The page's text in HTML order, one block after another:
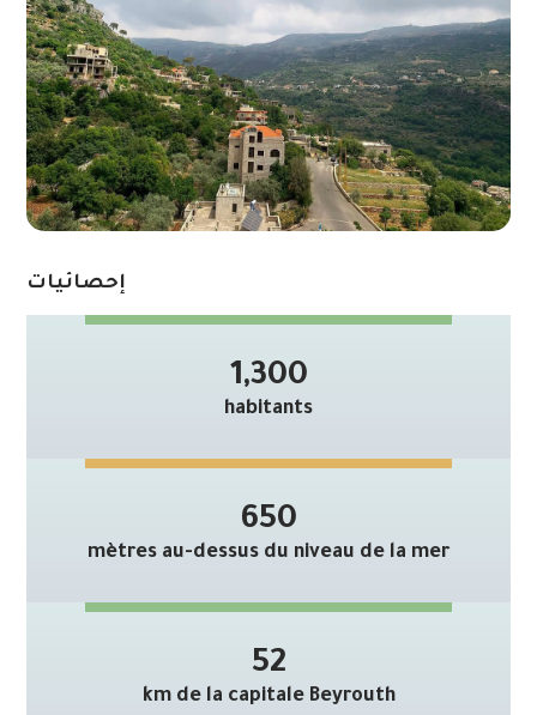
إحصائيات
1,300
habitants
650
mètres au-dessus du niveau de la mer
52
km de la capitale Beyrouth